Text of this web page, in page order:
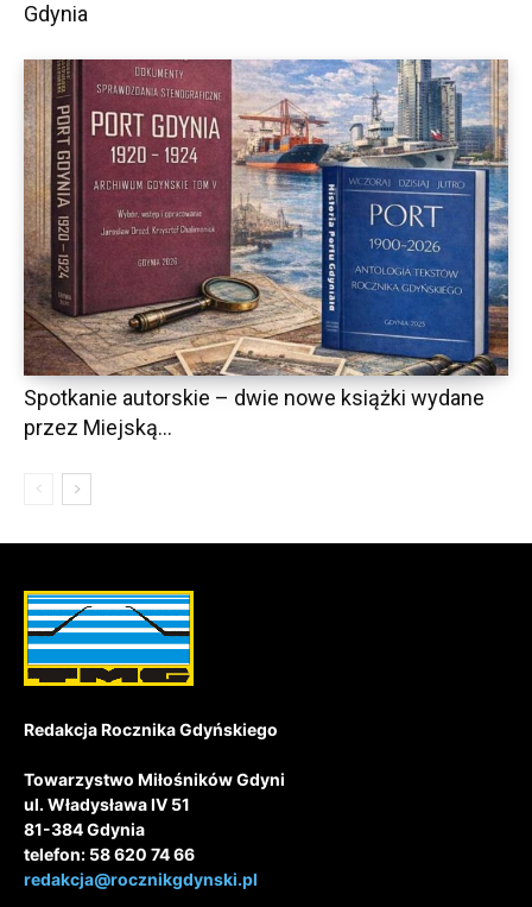
Gdynia
Spotkanie autorskie – dwie nowe książki wydane
przez Miejską...
Redakcja Rocznika Gdyńskiego
Towarzystwo Miłośników Gdyni
ul. Władysława IV 51
81-384 Gdynia
telefon: 58 620 74 66
redakcja@rocznikgdynski.pl